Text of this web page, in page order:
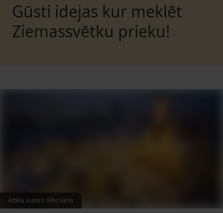
Gūsti idejas kur meklēt
Ziemassvētku prieku!
Attēla autors: Riho Kirss